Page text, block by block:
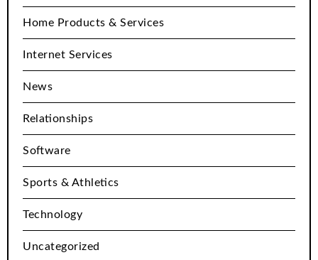
Home Products & Services
Internet Services
News
Relationships
Software
Sports & Athletics
Technology
Uncategorized